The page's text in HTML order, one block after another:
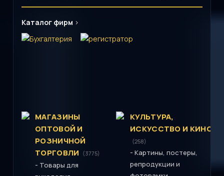
Каталог фирм >
МАГАЗИНЫ
ОПТОВОЙ И
РОЗНИЧНОЙ
ТОРГОВЛИ (3775)
- Товары для
КУЛЬТУРА,
ИСКУССТВО И КИНО
(258)
- Картины, постеры,
репродукции и